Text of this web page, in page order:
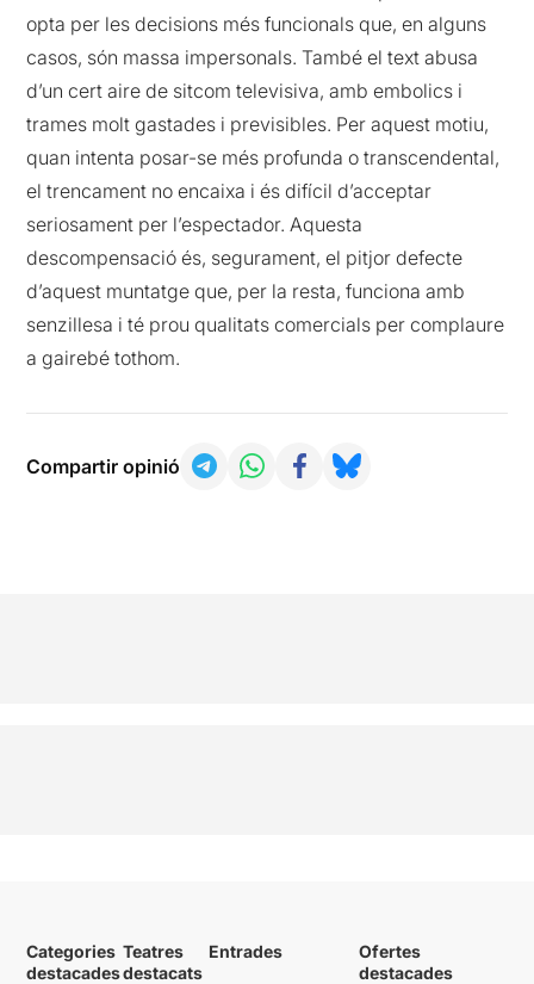
opta per les decisions més funcionals que, en alguns
casos, són massa impersonals. També el text abusa
d’un cert aire de sitcom televisiva, amb embolics i
trames molt gastades i previsibles. Per aquest motiu,
quan intenta posar-se més profunda o transcendental,
el trencament no encaixa i és difícil d’acceptar
seriosament per l’espectador. Aquesta
descompensació és, segurament, el pitjor defecte
d’aquest muntatge que, per la resta, funciona amb
senzillesa i té prou qualitats comercials per complaure
a gairebé tothom.
Compartir opinió
Categories
destacades
Teatres
destacats
Entrades
Ofertes
destacades